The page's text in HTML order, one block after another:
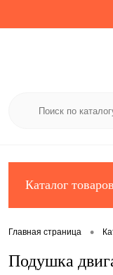
Каталог товаров
Главная страница •
Подушка